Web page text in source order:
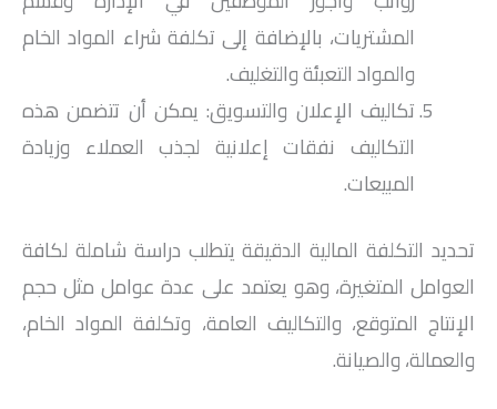
المشتريات، بالإضافة إلى تكلفة شراء المواد الخام
والمواد التعبئة والتغليف.
تكاليف الإعلان والتسويق: يمكن أن تتضمن هذه
التكاليف نفقات إعلانية لجذب العملاء وزيادة
المبيعات.
تحديد التكلفة المالية الدقيقة يتطلب دراسة شاملة لكافة
العوامل المتغيرة، وهو يعتمد على عدة عوامل مثل حجم
الإنتاج المتوقع، والتكاليف العامة، وتكلفة المواد الخام،
والعمالة، والصيانة.